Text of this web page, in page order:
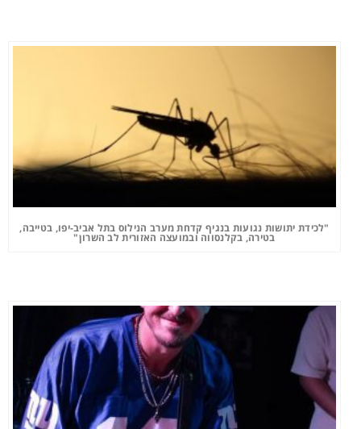
"לכידת יתושות נגועות בנגיף קדחת מערב הנילוס בתל אביב-יפו, בטייבה,
בטירה, בקלנסווה ובמועצה האזורית לב השרון"